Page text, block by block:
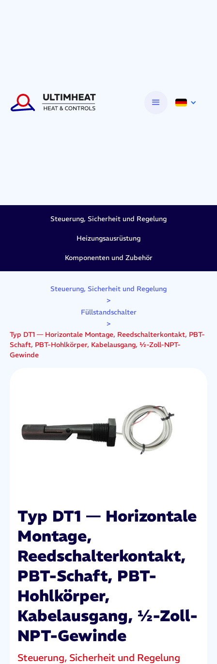
Steuerung, Sicherheit und Regelung
Heizungsausrüstung
Komponenten und Zubehör
Steuerung, Sicherheit und Regelung
>
Füllstandschalter
>
Typ DT1 — Horizontale Montage, Reedschalterkontakt, PBT-
Schaft, PBT-Hohlkörper, Kabelausgang, ½-Zoll-NPT-
Gewinde
Typ DT1 — Horizontale
Montage,
Reedschalterkontakt,
PBT-Schaft, PBT-
Hohlkörper,
Kabelausgang, ½-Zoll-
NPT-Gewinde
Steuerung, Sicherheit und Regelung